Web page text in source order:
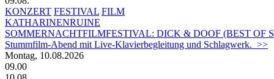
KONZERT FESTIVAL FILM
KATHARINENRUINE
SOMMERNACHTFILMFESTIVAL: DICK & DOOF (BEST OF
Stummfilm-Abend mit Live-Klavierbegleitung und Schlagwerk. >>
Montag, 10.08.2026
09.00